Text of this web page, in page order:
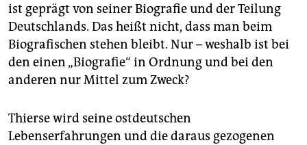
ist geprägt von seiner Biografie und der Teilung
Deutschlands. Das heißt nicht, dass man beim
Biografischen stehen bleibt. Nur – weshalb ist bei
den einen „Biografie“ in Ordnung und bei den
anderen nur Mittel zum Zweck?
Thierse wird seine ostdeutschen
Lebenserfahrungen und die daraus gezogenen